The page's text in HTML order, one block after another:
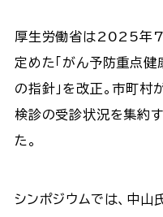
厚生労働省は2025年7
定めた「がん予防重点
の指針」を改正。市町村
検診の受診状況を集約
た。
シンポジウムでは、中